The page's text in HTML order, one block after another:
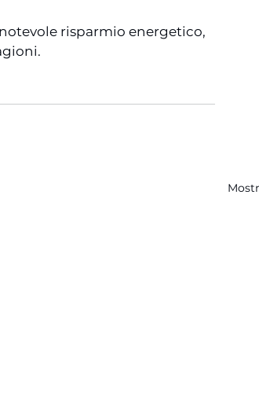
risparmio energetico,